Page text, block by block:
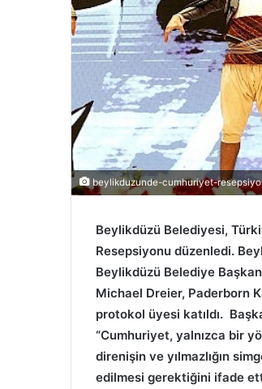
beylikduzunde-cumhuriyet-
Beylikdüzü Belediyesi,
Resepsiyonu düzenledi.
Beylikdüzü Belediye
Michael Dreier, Paderborn
protokol üyesi katıldı.
“Cumhuriyet, yalnızca bir
direnişin ve yılmazlığın
edilmesi gerektiğini ifade